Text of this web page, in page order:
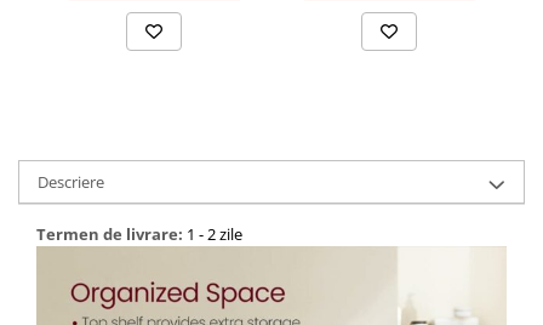
Mese bucatarie si living
Scaune bucatarie & living
Descriere
Termen de livrare: 1 - 2 zile